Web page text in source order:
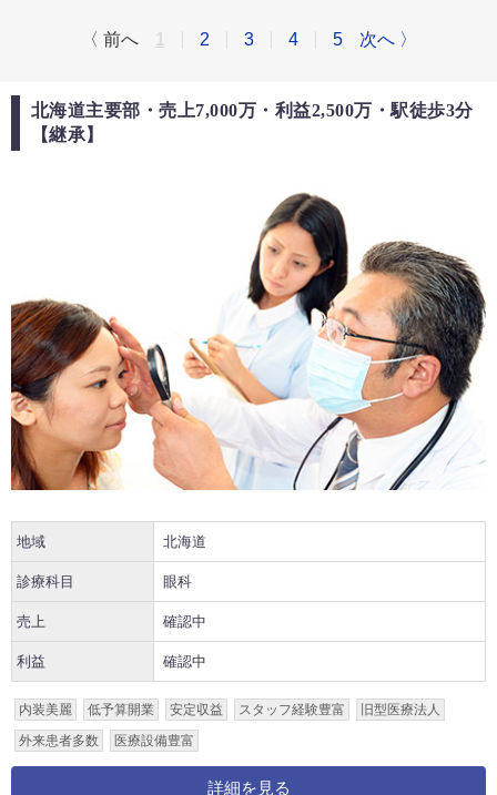
〈 前へ 2 3 4 5 次へ 〉
北海道主要部・売上7,000万・利益2,500万・駅徒歩3分
【継承】
地域 北海道
診療科目 眼科
売上 確認中
利益 確認中
内装美麗 低予算開業 安定収益 スタッフ経験豊富
旧型医療法人
外来患者多数
医療設備豊富
詳細を見る